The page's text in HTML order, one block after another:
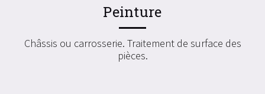
Peinture
Châssis ou carrosserie. Traitement de surface des
pièces.